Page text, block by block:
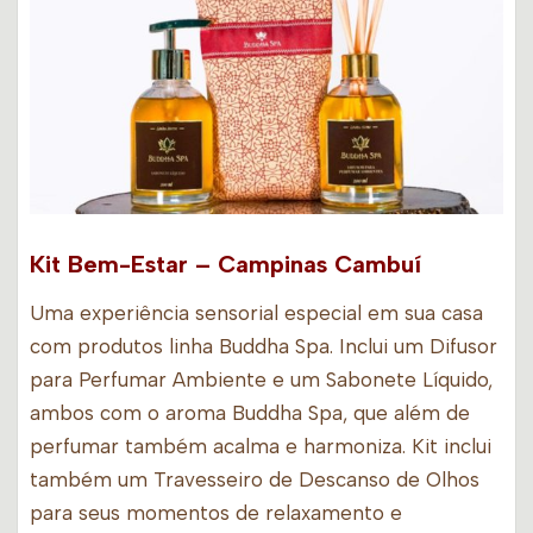
Kit Bem-Estar – Campinas Cambuí
Uma experiência sensorial especial em sua casa
com produtos linha Buddha Spa. Inclui um Difusor
para Perfumar Ambiente e um Sabonete Líquido,
ambos com o aroma Buddha Spa, que além de
perfumar também acalma e harmoniza. Kit inclui
também um Travesseiro de Descanso de Olhos
para seus momentos de relaxamento e